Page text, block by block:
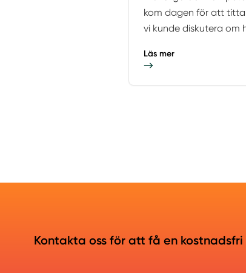
kom dagen för att
vi kunde diskutera om
Läs mer
Kontakta oss för att få en